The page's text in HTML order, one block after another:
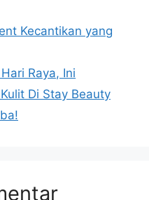
Kecantikan yang
Raya, Ini
Di Stay Beauty